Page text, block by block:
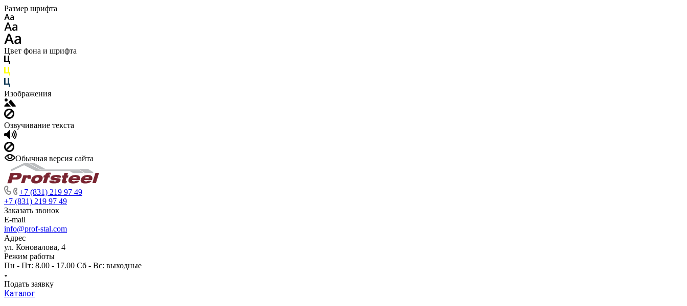
Размер шрифта
Цвет фона и шрифта
Изображения
Озвучивание текста
Обычная версия сайта
+7 (831) 219 97 49
+7 (831) 219 97 49
Заказать звонок
E-mail
info@prof-stal.com
Адрес
ул. Коновалова, 4
Режим работы
Пн - Пт: 8.00 - 17.00 Сб - Вс: выходные
Подать заявку
Каталог